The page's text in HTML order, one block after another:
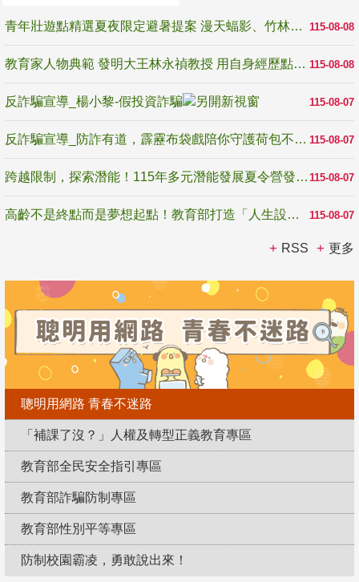
115-08-08
青年壯遊點精選夏夜限定避暑提案 漫天蝠影、竹林尋蛙、茶香夜觀 邀青年暮色出發
115-08-08
教育家人物典範 發明大王林永禎教授 用自身經歷點亮學生的路
115-08-07
反詐騙宣導_楊小黎-假投資詐騙
115-08-07
反詐騙宣導_防詐有道，霹靂布袋戲陪你守護荷包不受騙
115-08-07
跨越限制，探索潛能！115年多元潛能發展夏令營發掘生命無限可能
115-08-07
高齡不是終點而是夢想起點！教育部打造「人生設計夢工場」 參展第3屆高齡健康產業博覽會
RSS 更多
聰明用網路 青春不迷路
「補課了沒？」人權及轉型正義教育專區
教育部全民安全指引專區
教育部詐騙防制專區
教育部性別平等專區
防制校園霸凌，勇敢說出來！